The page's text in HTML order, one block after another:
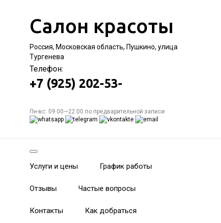
Салон красоты
Россия, Московская область, Пушкино, улица
Тургенева
Телефон:
+7 (925) 202-53-
Пн-вс: 09:00—22:00 по предварительной записи
Услуги и цены График работы
Отзывы Частые вопросы
Контакты Как добраться